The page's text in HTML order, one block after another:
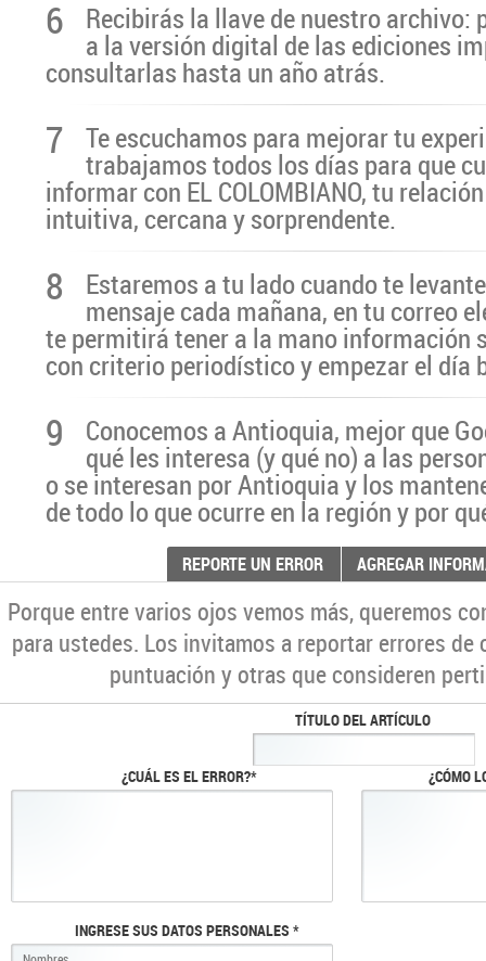
6 Recibirás la llave de nuestro archivo:
a la versión digital de las ediciones
consultarlas hasta un año atrás.
7 Te escuchamos para mejorar tu
trabajamos todos los días para que
informar con EL COLOMBIANO, tu
intuitiva, cercana y sorprendente.
8 Estaremos a tu lado cuando te
mensaje cada mañana, en tu correo
te permitirá tener a la mano información
con criterio periodístico y empezar el día
9 Conocemos a Antioquia, mejor que
qué les interesa (y qué no) a las
o se interesan por Antioquia y los
de todo lo que ocurre en la región y por
REPORTE UN ERROR AGREGAR
Porque entre varios ojos vemos más, queremos
para ustedes. Los invitamos a reportar errores
puntuación y otras que consideren
TÍTULO DEL ARTÍCULO
¿CUÁL ES EL ERROR?* ¿CÓMO
INGRESE SUS DATOS PERSONALES *